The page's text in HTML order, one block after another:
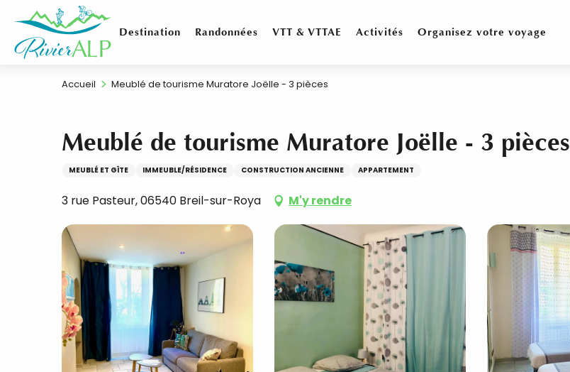
contenu
principal
Destination Randonnées VTT & VTTAE Activités Organisez votre voyage
Accueil Meublé de tourisme Muratore Joëlle - 3 pièces
Meublé de tourisme Muratore Joëlle - 3 pièces
MEUBLÉ ET GÎTE IMMEUBLE/RÉSIDENCE CONSTRUCTION ANCIENNE APPARTEMENT
3 rue Pasteur, 06540 Breil-sur-Roya M'y rendre